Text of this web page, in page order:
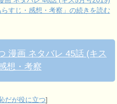
らすじ・感想・考察」の続きを読む
漫画 ネタバレ 45話 (キス
想・考察
だが役に立つ]